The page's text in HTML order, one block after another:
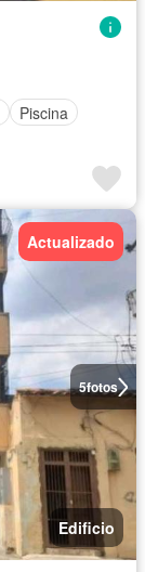
Piscina
5fotos
Actualizado
Edificio